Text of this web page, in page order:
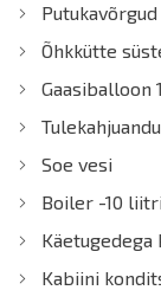
Õhkkütte
Gaasiballoon
Soe vesi
Boiler -10
Kabiini